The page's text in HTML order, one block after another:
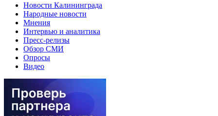
Новости Калининграда
Народные новости
Мнения
Интервью и аналитика
Пресс-релизы
Обзор СМИ
Опросы
Видео